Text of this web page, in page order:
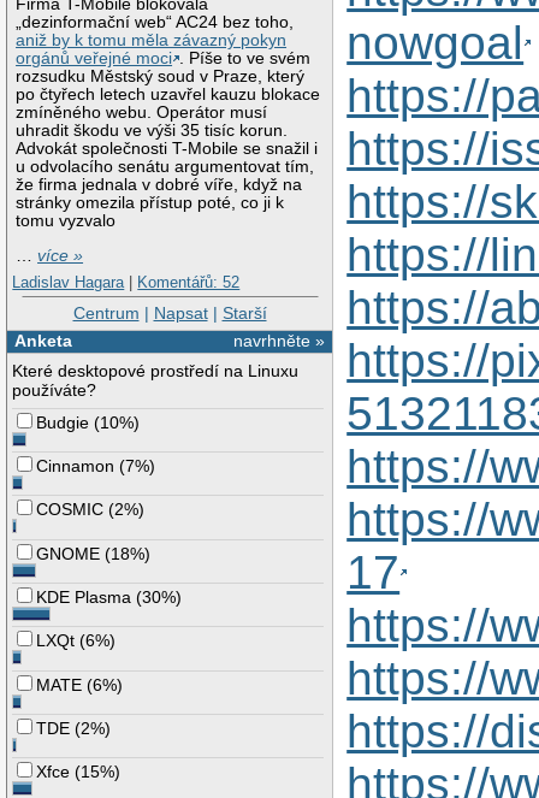
Firma T-Mobile blokovala
„dezinformační web“ AC24 bez toho,
aniž by k tomu měla závazný pokyn
orgánů veřejné moci . Píše to ve svém
rozsudku Městský soud v Praze, který
po čtyřech letech uzavřel kauzu blokace
zmíněného webu. Operátor musí
uhradit škodu ve výši 35 tisíc korun.
Advokát společnosti T-Mobile se snažil i
u odvolacího senátu argumentovat tím,
že firma jednala v dobré víře, když na
stránky omezila přístup poté, co ji k
tomu vyzvalo
…více »
Ladislav Hagara | Komentářů: 52
Centrum | Napsat| Starší
navrhněte »
Anketa
Které desktopové prostředí na Linuxu
používáte?
Budgie (10%)
Cinnamon (7%)
COSMIC (2%)
GNOME (18%)
KDE Plasma (30%)
LXQt (6%)
MATE (6%)
TDE (2%)
Xfce (15%)
nowgoal
https://
https://
https://
https://
https://
https://
https://
https://
17
https://
https://
https://
https://